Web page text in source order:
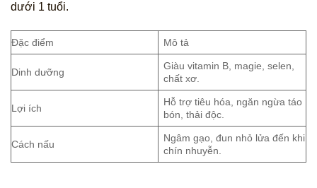
dưới 1 tuổi.
Đặc điểm Mô tả
Dinh dưỡng
Giàu vitamin B, magie, selen,
chất xơ.
Lợi ích
Hỗ trợ tiêu hóa, ngăn ngừa táo
bón, thải độc.
Cách nấu
Ngâm gạo, đun nhỏ lửa đến khi
chín nhuyễn.